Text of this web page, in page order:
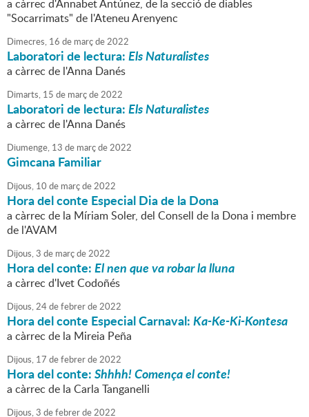
a càrrec d'Annabet Antúnez, de la secció de diables
"Socarrimats" de l'Ateneu Arenyenc
Dimecres, 16 de marçde2022
Laboratori de lectura:Els Naturalistes
a càrrec de l'Anna Danés
Dimarts, 15 de marçde2022
Laboratori de lectura:Els Naturalistes
a càrrec de l'Anna Danés
Diumenge, 13 de marçde2022
Gimcana Familiar
Dijous, 10 de marçde2022
Hora del conte Especial Dia de la Dona
a càrrec de la Míriam Soler, del Consell de la Dona i membre
de l'AVAM
Dijous,3 de marçde2022
Hora del conte:El nen que va robar la lluna
a càrrec d'Ivet Codoñés
Dijous,24defebrerde2022
Hora del conte Especial Carnaval:Ka-Ke-Ki-Kontesa
a càrrec de la Mireia Peña
Dijous, 17 defebrerde2022
Hora del conte:Shhhh! Comença el conte!
a càrrec de la Carla Tanganelli
Dijous,3 defebrerde2022